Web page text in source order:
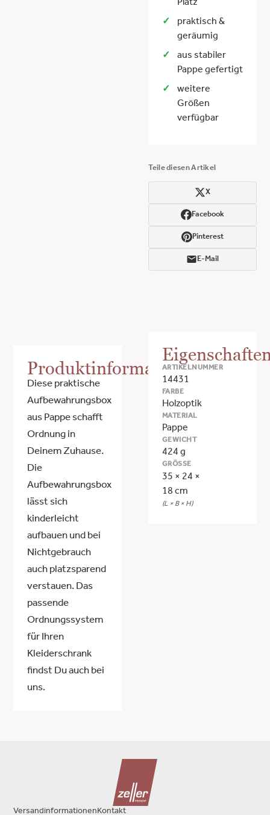
Platz
praktisch &
geräumig
aus stabiler
Pappe gefertigt
weitere
Größen
verfügbar
Teile diesen Artikel
X
Facebook
Pinterest
E-Mail
Produktinformationen
Diese praktische
Aufbewahrungsbox
aus Pappe schafft
Ordnung in
Deinem Zuhause.
Die
Aufbewahrungsbox
lässt sich
kinderleicht
aufbauen und bei
Nichtgebrauch
auch platzsparend
verstauen. Das
passende
Ordnungssystem
für Ihren
Kleiderschrank
findst Du auch bei
uns.
ARTIKELNUMMER
14431
FARBE
Holzoptik
MATERIAL
Pappe
GEWICHT
424 g
GRÖSSE
35 × 24 ×
18 cm
(L × B × H)
VersandinformationenKontakt